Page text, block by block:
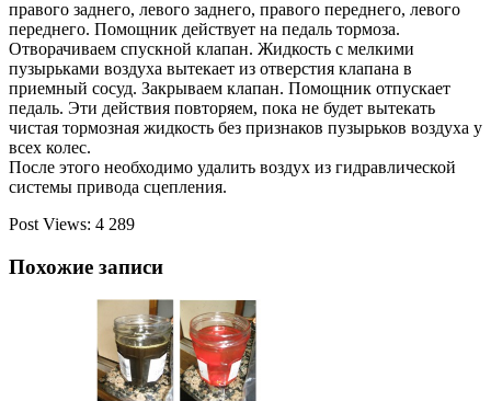
правого заднего, левого заднего, правого переднего, левого
переднего. Помощник действует на педаль тормоза.
Отворачиваем спускной клапан. Жидкость с мелкими
пузырьками воздуха вытекает из отверстия клапана в
приемный сосуд. Закрываем клапан. Помощник отпускает
педаль. Эти действия повторяем, пока не будет вытекать
чистая тормозная жидкость без признаков пузырьков воздуха у
всех колес.
После этого необходимо удалить воздух из гидравлической
системы привода сцепления.
Post Views: 4 289
Похожие записи